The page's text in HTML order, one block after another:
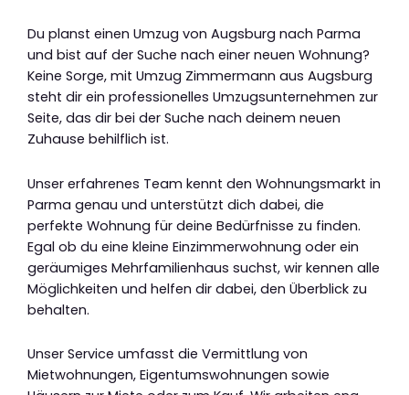
Du planst einen Umzug von Augsburg nach Parma
und bist auf der Suche nach einer neuen Wohnung?
Keine Sorge, mit Umzug Zimmermann aus Augsburg
steht dir ein professionelles Umzugsunternehmen zur
Seite, das dir bei der Suche nach deinem neuen
Zuhause behilflich ist.
Unser erfahrenes Team kennt den Wohnungsmarkt in
Parma genau und unterstützt dich dabei, die
perfekte Wohnung für deine Bedürfnisse zu finden.
Egal ob du eine kleine Einzimmerwohnung oder ein
geräumiges Mehrfamilienhaus suchst, wir kennen alle
Möglichkeiten und helfen dir dabei, den Überblick zu
behalten.
Unser Service umfasst die Vermittlung von
Mietwohnungen, Eigentumswohnungen sowie